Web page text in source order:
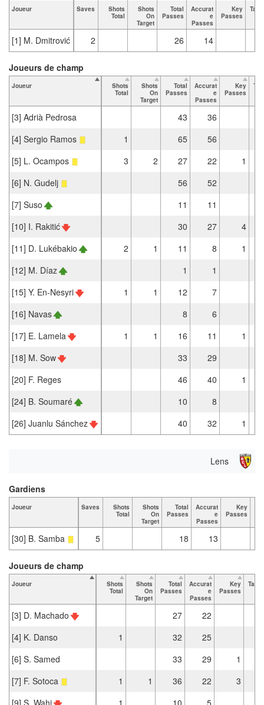
Joueur Saves
Shots
Total
Shots
On
Target
Total
Passes
Accurat
e
Passes
Key
Passes
[1] M. Dmitrović 2 26 14
Joueur
Shots
Total
Shots
On
Target
Total
Passes
Accurat
e
Passes
Key
Passes
[3] Adrià Pedrosa 43
36
[4] Sergio Ramos
1 65
56
[5] L. Ocampos
3 2 27 22
1
[6] N. Gudelj
56
52
[7] Suso
11
11
[10] I. Rakitić
30 27
4
[11] D. Lukébakio
2 1 11 8
1
[12] M. Díaz
1
1
[15] Y. En-Nesyri
1 1 12
7
[16] Navas
8
6
[17] E. Lamela
1 1 16 11
1
[18] M. Sow
33
29
[20] F. Reges
46 40
1
[24] B. Soumaré
10
8
[26] Juanlu Sánchez
40 32 1
Joueurs de champ
Lens
Joueur Saves
Shots
Total
Shots
On
Target
Total
Passes
Accurat
e
Passes
Key
Passes
[30] B. Samba 5 18 13
Gardiens
Joueur
Shots
Total
Shots
On
Target
Total
Passes
Accurat
e
Passes
Key
Passes
[3] D. Machado 27
22
[4] K. Danso
1 32
25
[6] S. Samed
33 29
1
[7] F. Sotoca
1 1 36 22
3
[9] S. Wahi
1 10 5
Joueurs de champ